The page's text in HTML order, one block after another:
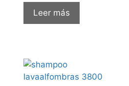
Leer más